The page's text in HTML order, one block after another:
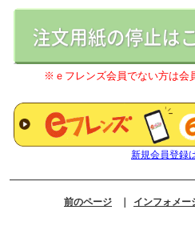
※ｅフレンズ会員でない⽅は会
新規会員登録
前のページ インフォメー